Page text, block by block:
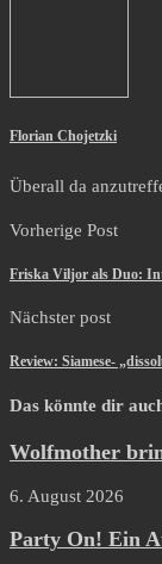
Florian Chojetzki
Überall da
Vorherige Post
Friska Viljor als Duo:
Nächster post
Review: Siamese-
Das könnte dir
Wolfmother
6. August 2026
Party On! Ein